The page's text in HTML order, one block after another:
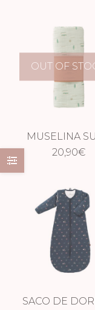
OUT OF
MUSELINA
AZUL
20,90€
SACO DE